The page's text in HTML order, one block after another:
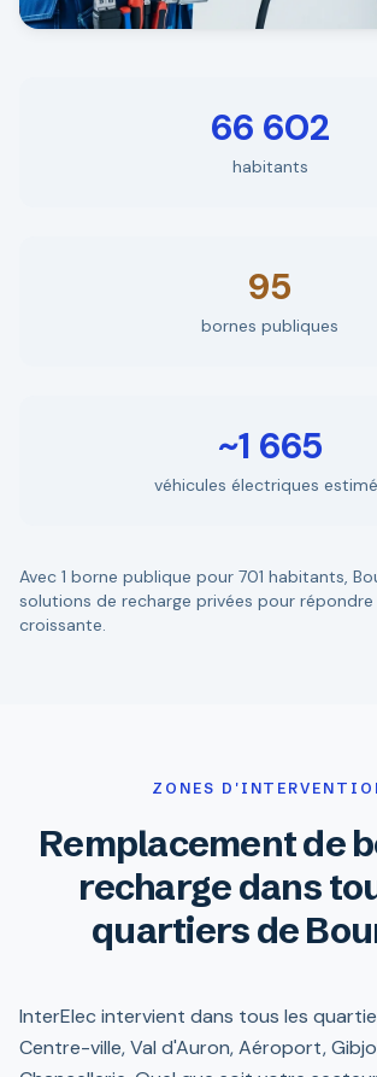
66 602
habitants
95
bornes publiques
~1 665
véhicules électriques
Avec 1 borne publique pour 701 habitants,
solutions de recharge privées pour
croissante.
ZONES
Remplacement de
recharge dans
quartiers de
InterElec intervient dans tous les
Centre-ville, Val d'Auron, Aéroport,